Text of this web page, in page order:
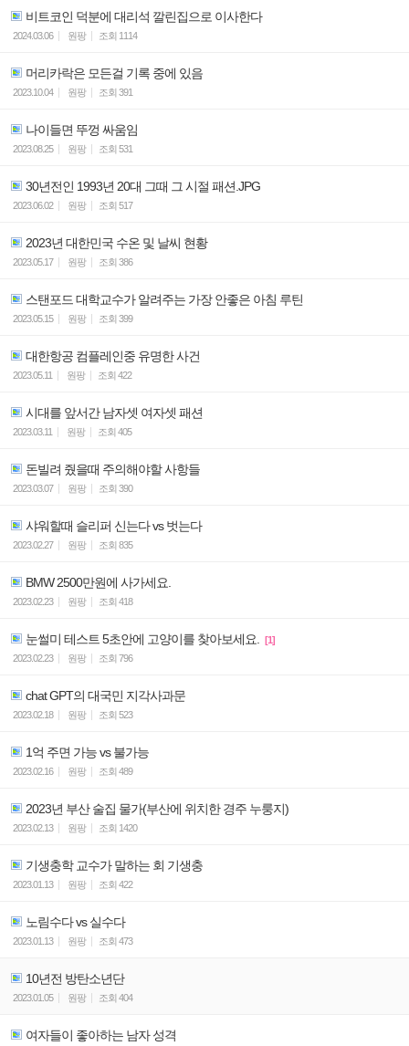
비트코인 덕분에 대리석 깔린집으로 이사한다
2024.03.06 원팡 조회 1114
머리카락은 모든걸 기록 중에 있음
2023.10.04 원팡 조회 391
나이들면 뚜껑 싸움임
2023.08.25 원팡 조회 531
30년전인 1993년 20대 그때 그 시절 패션.JPG
2023.06.02 원팡 조회 517
2023년 대한민국 수온 및 날씨 현황
2023.05.17 원팡 조회 386
스탠포드 대학교수가 알려주는 가장 안좋은 아침 루틴
2023.05.15 원팡 조회 399
대한항공 컴플레인중 유명한 사건
2023.05.11 원팡 조회 422
시대를 앞서간 남자셋 여자셋 패션
2023.03.11 원팡 조회 405
돈빌려 줬을때 주의해야할 사항들
2023.03.07 원팡 조회 390
샤워할때 슬리퍼 신는다 vs 벗는다
2023.02.27 원팡 조회 835
BMW 2500만원에 사가세요.
2023.02.23 원팡 조회 418
눈썰미 테스트 5초안에 고양이를 찾아보세요.
[1]
2023.02.23
원팡 조회 796
chat GPT의 대국민 지각사과문
2023.02.18 원팡 조회 523
1억 주면 가능 vs 불가능
2023.02.16 원팡 조회 489
2023년 부산 술집 물가(부산에 위치한 경주 누룽지)
2023.02.13 원팡 조회 1420
기생충학 교수가 말하는 회 기생충
2023.01.13 원팡 조회 422
노림수다 vs 실수다
2023.01.13 원팡 조회 473
10년전 방탄소년단
2023.01.05 원팡 조회 404
여자들이 좋아하는 남자 성격